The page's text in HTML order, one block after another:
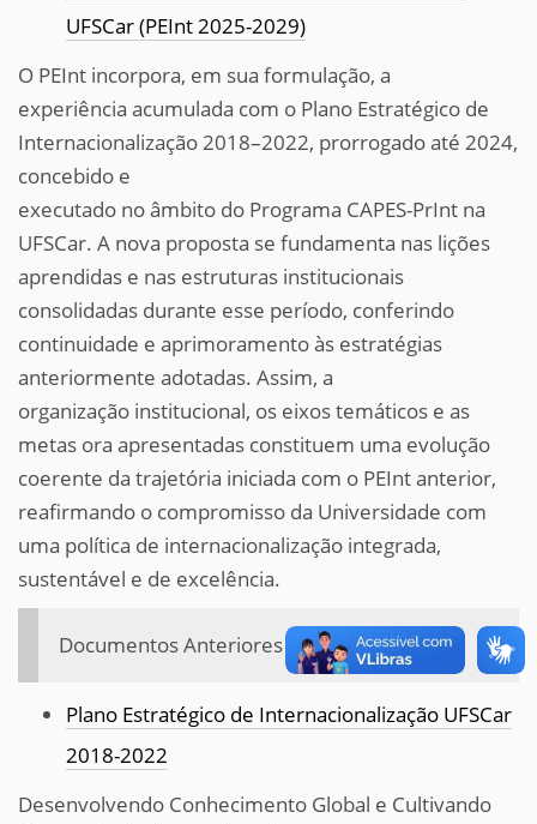
UFSCar (PEInt 2025-2029)
O PEInt incorpora, em sua formulação, a
experiência acumulada com o Plano Estratégico de
Internacionalização 2018–2022, prorrogado até 2024,
concebido e
executado no âmbito do Programa CAPES-PrInt na
UFSCar. A nova proposta se fundamenta nas lições
aprendidas e nas estruturas institucionais
consolidadas durante esse período, conferindo
continuidade e aprimoramento às estratégias
anteriormente adotadas. Assim, a
organização institucional, os eixos temáticos e as
metas ora apresentadas constituem uma evolução
coerente da trajetória iniciada com o PEInt anterior,
reafirmando o compromisso da Universidade com
uma política de internacionalização integrada,
sustentável e de excelência.
Documentos Anteriores
Plano Estratégico de Internacionalização UFSCar
2018-2022
Desenvolvendo Conhecimento Global e Cultivando